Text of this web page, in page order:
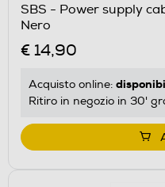
SBS - Power supply
Nero
€ 14,90
Acquisto online:
Ritiro in negozio in 30'